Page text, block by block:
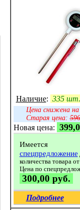
Наличие: 335
Цена снижена
Старая цена:
Новая цена:
Имеется
спецпредложение
количества товара
Цена по
300,00 руб.
Подробнее